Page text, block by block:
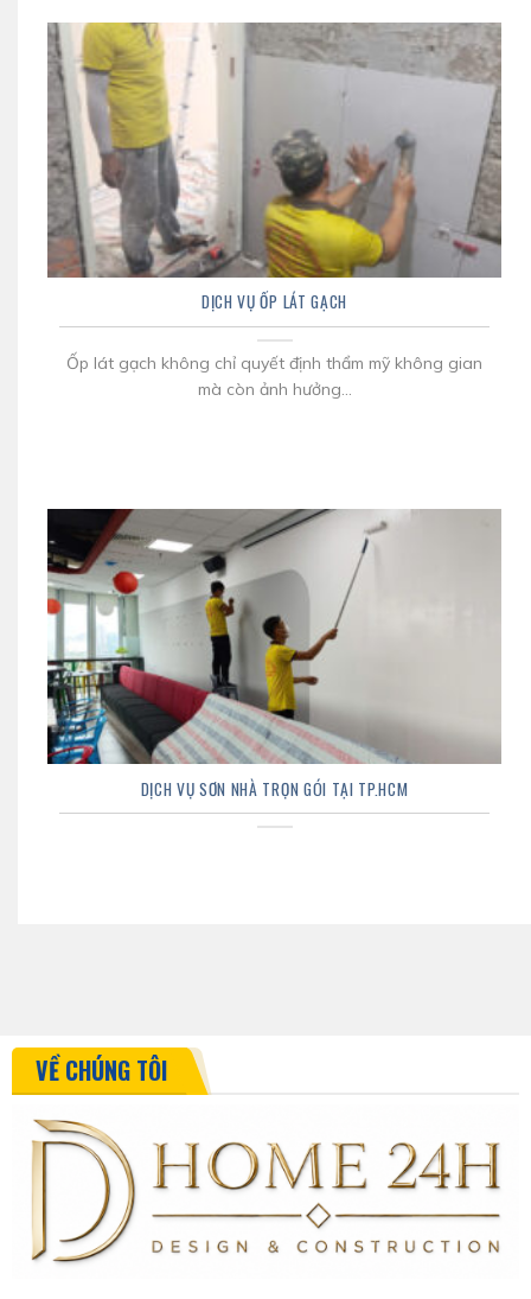
DỊCH VỤ ỐP LÁT GẠCH
Ốp lát gạch không chỉ quyết định thẩm mỹ không gian
mà còn ảnh hưởng...
DỊCH VỤ SƠN NHÀ TRỌN GÓI TẠI TP.HCM
VỀ CHÚNG TÔI